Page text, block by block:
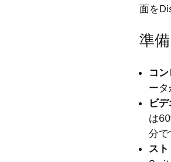
面を
準備
コ
ータ
ビ
は
分で
ス